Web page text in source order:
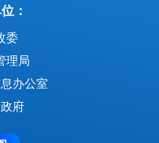
：
委
理局
办公室
府